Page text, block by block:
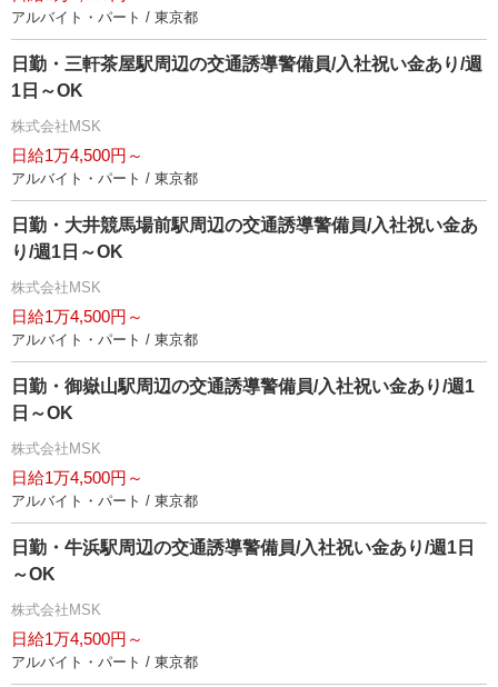
アルバイト・パート / 東京都
日勤・三軒茶屋駅周辺の交通誘導警備員/入社祝い金あり/週
1日～OK
株式会社MSK
日給1万4,500円～
アルバイト・パート / 東京都
日勤・大井競馬場前駅周辺の交通誘導警備員/入社祝い金あ
り/週1日～OK
株式会社MSK
日給1万4,500円～
アルバイト・パート / 東京都
日勤・御嶽山駅周辺の交通誘導警備員/入社祝い金あり/週1
日～OK
株式会社MSK
日給1万4,500円～
アルバイト・パート / 東京都
日勤・牛浜駅周辺の交通誘導警備員/入社祝い金あり/週1日
～OK
株式会社MSK
日給1万4,500円～
アルバイト・パート / 東京都